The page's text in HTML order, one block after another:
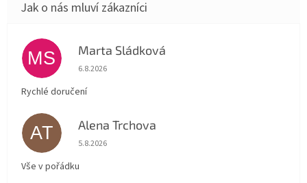
MS Marta Sládková
Hodnocení obchodu je 5 z 5 hvězdiček.
6.8.2026
Rychlé doručení
AT Alena Trchova
Hodnocení obchodu je 5 z 5 hvězdiček.
5.8.2026
Vše v pořádku